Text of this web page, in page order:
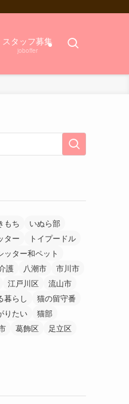
スタッフ募集
joboffer
もち
いぬら部
ター
トイプードル
ッター和ペット
護 八潮市
市川市
江戸川区
流山市
暮らし
猫の留守番
りたい
猫部
葛飾区
足立区